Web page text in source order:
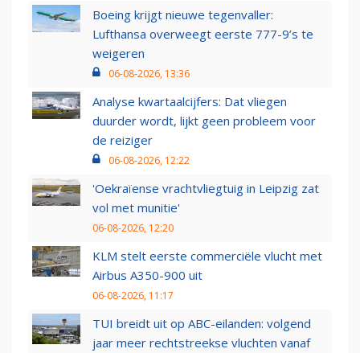
Boeing krijgt nieuwe tegenvaller:
Lufthansa overweegt eerste 777-9’s te
weigeren
06-08-2026, 13:36
Analyse kwartaalcijfers: Dat vliegen
duurder wordt, lijkt geen probleem voor
de reiziger
06-08-2026, 12:22
'Oekraïense vrachtvliegtuig in Leipzig zat
vol met munitie'
06-08-2026, 12:20
KLM stelt eerste commerciële vlucht met
Airbus A350-900 uit
06-08-2026, 11:17
TUI breidt uit op ABC-eilanden: volgend
jaar meer rechtstreekse vluchten vanaf